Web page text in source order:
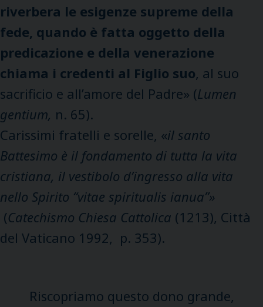
riverbera le esigenze supreme della
fede, quando è fatta oggetto della
predicazione e della venerazione
chiama i credenti al Figlio suo, al suo
sacrificio e all’amore del Padre» (Lumen
gentium, n. 65).
Carissimi fratelli e sorelle, «il santo
Battesimo è il fondamento di tutta la vita
cristiana, il vestibolo d’ingresso alla vita
nello Spirito “vitae spiritualis ianua”»
(Catechismo Chiesa Cattolica (1213), Città
del Vaticano 1992, p. 353).
Riscopriamo questo dono grande,